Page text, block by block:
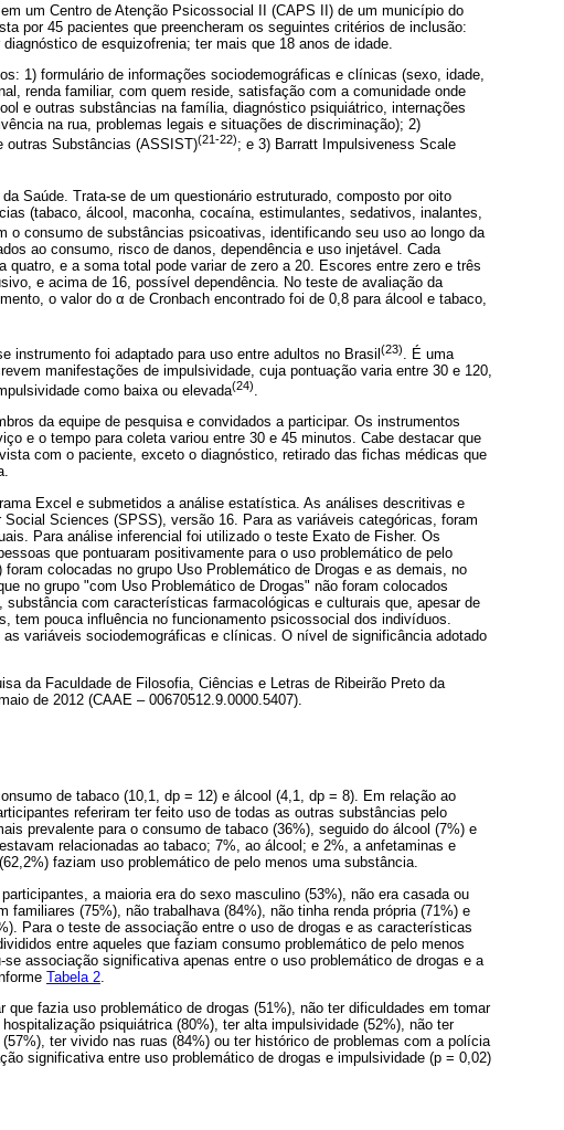
um Centro de Atenção Psicossocial II (CAPS II) de um município do
por 45 pacientes que preencheram os seguintes critérios de inclusão:
de esquizofrenia; ter mais que 18 anos de idade.
1) formulário de informações sociodemográficas e clínicas (sexo, idade,
renda familiar, com quem reside, satisfação com a comunidade onde
e outras substâncias na família, diagnóstico psiquiátrico, internações
na rua, problemas legais e situações de discriminação); 2)
outras Substâncias (ASSIST)(21-22); e 3) Barratt Impulsiveness Scale
Saúde. Trata-se de um questionário estruturado, composto por oito
(tabaco, álcool, maconha, cocaína, estimulantes, sedativos, inalantes,
o consumo de substâncias psicoativas, identificando seu uso ao longo da
ao consumo, risco de danos, dependência e uso injetável. Cada
quatro, e a soma total pode variar de zero a 20. Escores entre zero e três
e acima de 16, possível dependência. No teste de avaliação da
o valor do α de Cronbach encontrado foi de 0,8 para álcool e tabaco,
instrumento foi adaptado para uso entre adultos no Brasil (23)
. É uma
manifestações de impulsividade, cuja pontuação varia entre 30 e 120,
como baixa ou elevada(24).
da equipe de pesquisa e convidados a participar. Os instrumentos
e o tempo para coleta variou entre 30 e 45 minutos. Cabe destacar que
com o paciente, exceto o diagnóstico, retirado das fichas médicas que
Excel e submetidos a análise estatística. As análises descritivas e
Sciences (SPSS), versão 16. Para as variáveis categóricas, foram
Para análise inferencial foi utilizado o teste Exato de Fisher. Os
que pontuaram positivamente para o uso problemático de pelo
colocadas no grupo Uso Problemático de Drogas e as demais, no
no grupo "com Uso Problemático de Drogas" não foram colocados
com características farmacológicas e culturais que, apesar de
tem pouca influência no funcionamento psicossocial dos indivíduos.
variáveis sociodemográficas e clínicas. O nível de significância adotado
da Faculdade de Filosofia, Ciências e Letras de Ribeirão Preto da
de 2012 (CAAE – 00670512.9.0000.5407).
de tabaco (10,1, dp = 12) e álcool (4,1, dp = 8). Em relação ao
referiram ter feito uso de todas as outras substâncias pelo
prevalente para o consumo de tabaco (36%), seguido do álcool (7%) e
relacionadas ao tabaco; 7%, ao álcool; e 2%, a anfetaminas e
faziam uso problemático de pelo menos uma substância.
a maioria era do sexo masculino (53%), não era casada ou
familiares (75%), não trabalhava (84%), não tinha renda própria (71%) e
Para o teste de associação entre o uso de drogas e as características
entre aqueles que faziam consumo problemático de pelo menos
associação significativa apenas entre o uso problemático de drogas e a
Tabela 2
fazia uso problemático de drogas (51%), não ter dificuldades em tomar
psiquiátrica (80%), ter alta impulsividade (52%), não ter
ter vivido nas ruas (84%) ou ter histórico de problemas com a polícia
significativa entre uso problemático de drogas e impulsividade (p = 0,02)